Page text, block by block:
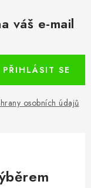
váš e-mail
osobních údajů
PŘIHLÁSIT SE